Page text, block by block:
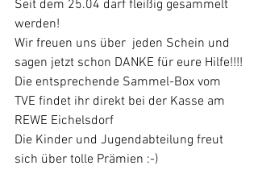
Seit dem 25.04 darf fleißig gesammelt
werden!
Wir freuen uns über  jeden Schein und
sagen jetzt schon DANKE für eure Hilfe!!!!
Die entsprechende Sammel-Box vom
TVE findet ihr direkt bei der Kasse am
REWE Eichelsdorf
Die Kinder und Jugendabteilung freut
sich über tolle Prämien :-)